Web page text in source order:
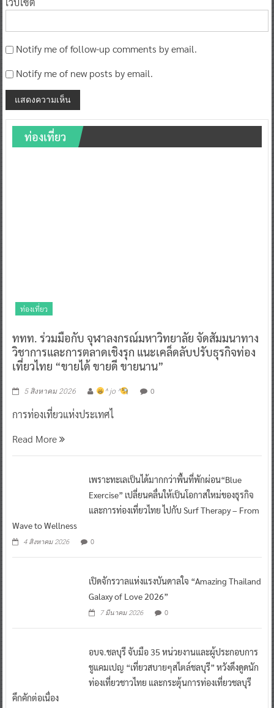
Notify me of follow-up comments by email.
Notify me of new posts by email.
ท่องเที่ยว
ท่องเที่ยว
ททท. ร่วมมือกับ จุฬาลงกรณ์มหาวิทยาลัย จัดสัมมนาทาง
วิชาการและการตลาดเชิงรุก แนะเคล็ดลับปรับธุรกิจท่อง
เที่ยวไทย “ขายได้ ขายดี ขายนาน”
5 สิงหาคม 2026 ^ jo ^ 0
การท่องเที่ยวแห่งประเทศไ
Read More
เพราะทะเลเป็นได้มากกว่าพื้นที่พักผ่อน“Blue
Exercise” เปลี่ยนคลื่นให้เป็นโอกาสใหม่ของธุรกิจ
และการท่องเที่ยวไทย ไปกับ Surf Therapy – From
Wave to Wellness
4 สิงหาคม 2026 0
เปิดจักรวาลแห่งแรงบันดาลใจ “Amazing Thailand
Galaxy of Love 2026”
7 มีนาคม 2026 0
อบจ.ชลบุรี จับมือ 35 หน่วยงานและผู้ประกอบการ
ชูแคมเปญ “เที่ยวสบายๆสไตล์ชลบุรี” หวังดึงดูดนัก
ท่องเที่ยวชาวไทย และกระตุ้นการท่องเที่ยวชลบุรี
คึกคักต่อเนื่อง